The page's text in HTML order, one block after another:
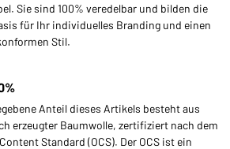
Sie sind 100% veredelbar und bilden die
für Ihr individuelles Branding und einen
Stil.
Anteil dieses Artikels besteht aus
erzeugter Baumwolle, zertifiziert nach dem
Standard (OCS). Der OCS ist ein